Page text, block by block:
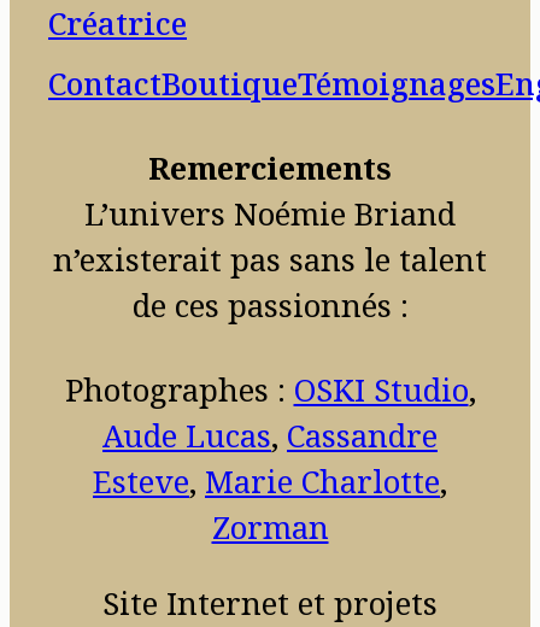
Créatrice
ContactBoutiqueTémoignages
Remerciements
L’univers Noémie Briand
n’existerait pas sans le talent
de ces passionnés :
Photographes : OSKI Studio,
Aude Lucas, Cassandre
Esteve, Marie Charlotte,
Zorman
Site Internet et projets